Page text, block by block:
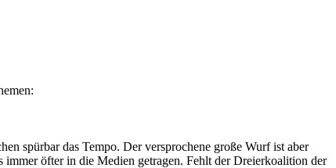
spürbar das Tempo. Der versprochene große Wurf ist aber
immer öfter in die Medien getragen. Fehlt der Dreierkoalition der